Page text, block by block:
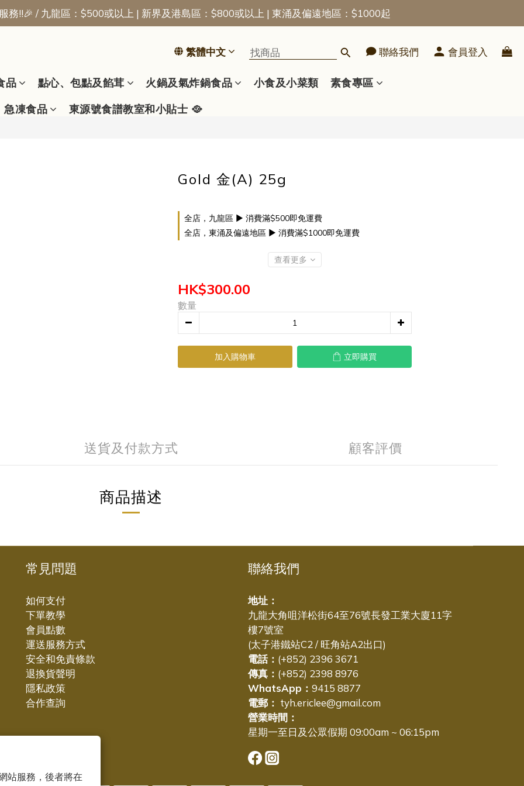
站服務，後者將在
📢新會員優惠 | 首張訂單即享$50迎新獎賞
務!!🎉 / 九龍區：$500或以上 | 新界及港島區：$800或以上 | 東涌及偏遠地區：$1000起
繁體中文
聯絡我們 會員登入
品 點心、包點及餡茸 火鍋及氣炸鍋食品 小食及小菜類
素食專區
急凍食品
東源號食譜教室和小貼士 🥘
Gold 金(A) 25g
全店，九龍區 ▶ 消費滿$500即免運費
全店，東涌及偏遠地區 ▶ 消費滿$1000即免運費
查看更多
HK$300.00
數量
加入購物車 立即購買
送貨及付款方式 顧客評價
商品描述
立即購買
常見問題
如何支付
下單教學
會員點數
運送服務方式
安全和免責條款
退換貨聲明
隱私政策
合作查詢
聯絡我們
地址：
九龍大角咀洋松街64至76號長發工業大廈11字
樓7號室
(太子港鐵站C2 / 旺角站A2出口)
電話： (+852) 2396 3671
傳真： (+852) 2398 8976
WhatsApp： 9415 8877
電郵： tyh.ericlee@gmail.com
營業時間：
星期一至日及公眾假期 09:00am ~ 06:15pm